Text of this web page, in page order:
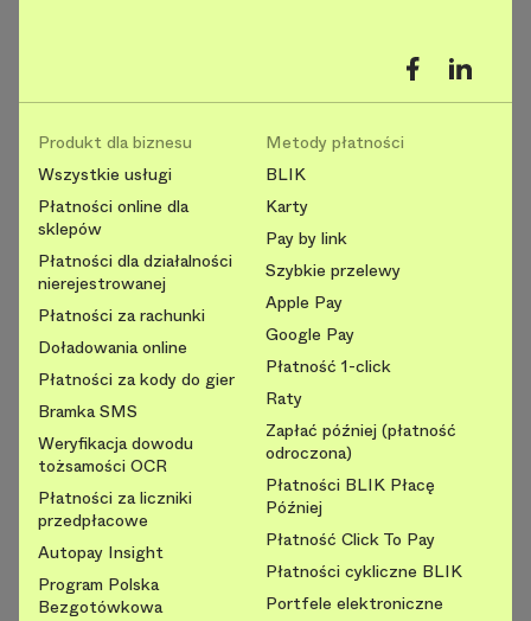
Produkt dla biznesu
Wszystkie usługi
Płatności online dla
sklepów
Płatności dla działalności
nierejestrowanej
Płatności za rachunki
Doładowania online
Płatności za kody do gier
Bramka SMS
Weryfikacja dowodu
tożsamości OCR
Płatności za liczniki
przedpłacowe
Autopay Insight
Program Polska
Bezgotówkowa
Metody płatności
BLIK
Karty
Pay by link
Szybkie przelewy
Apple Pay
Google Pay
Płatność 1-click
Raty
Zapłać później (płatność
odroczona)
Płatności BLIK Płacę
Później
Płatność Click To Pay
Płatności cykliczne BLIK
Portfele elektroniczne